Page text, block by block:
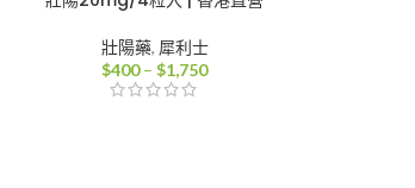
壯陽藥, 犀利士
$400 – $1,750價